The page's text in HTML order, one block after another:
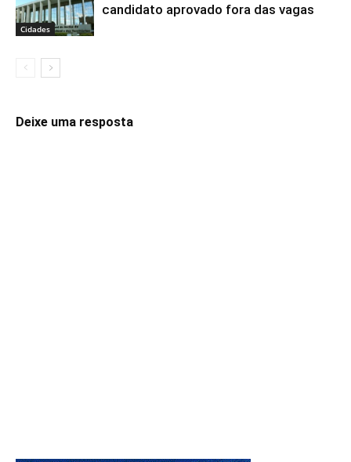
Cidades
candidato aprovado fora das vagas
Deixe uma resposta